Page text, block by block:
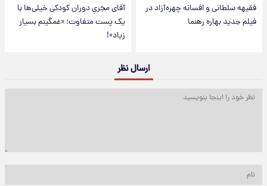
فقیهه سلطانی و افسانه چهره‌آزاد در
فیلم جدید بهاره رهنما
آقای مجریِ دوران کودکی خیلی‌ها با
یک پست متفاوت؛ «غمگینم بسیار
زیاد»!
ارسال نظر